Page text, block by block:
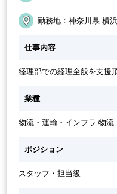
勤務地：神奈川県 横
仕事内容
経理部での経理全般を支援
月次・年次決算
業種
物流・運輸・インフラ 物流
ポジション
スタッフ・担当級